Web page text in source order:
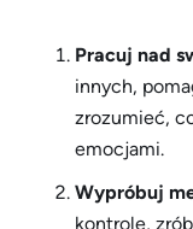
Pracuj nad
innych,
zrozumieć,
emocjami.
Wypróbuj
kontrolę,